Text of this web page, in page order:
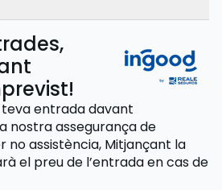
entrada davant
nostra assegurança de
no assistència, Mitjançant la
el preu de l’entradaen cas de